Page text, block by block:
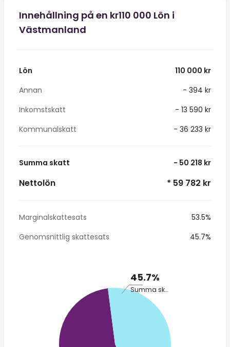
Innehållning på en kr110 000 Lön i
Västmanland
Lön
110 000 kr
Annan
- 394 kr
Inkomstskatt
- 13 590 kr
Kommunalskatt
- 36 233 kr
Summa skatt - 50 218 kr
Nettolön * 59 782 kr
Marginalskattesats
53.5%
Genomsnittlig skattesats
45.7%
45.7%
Summa skatt